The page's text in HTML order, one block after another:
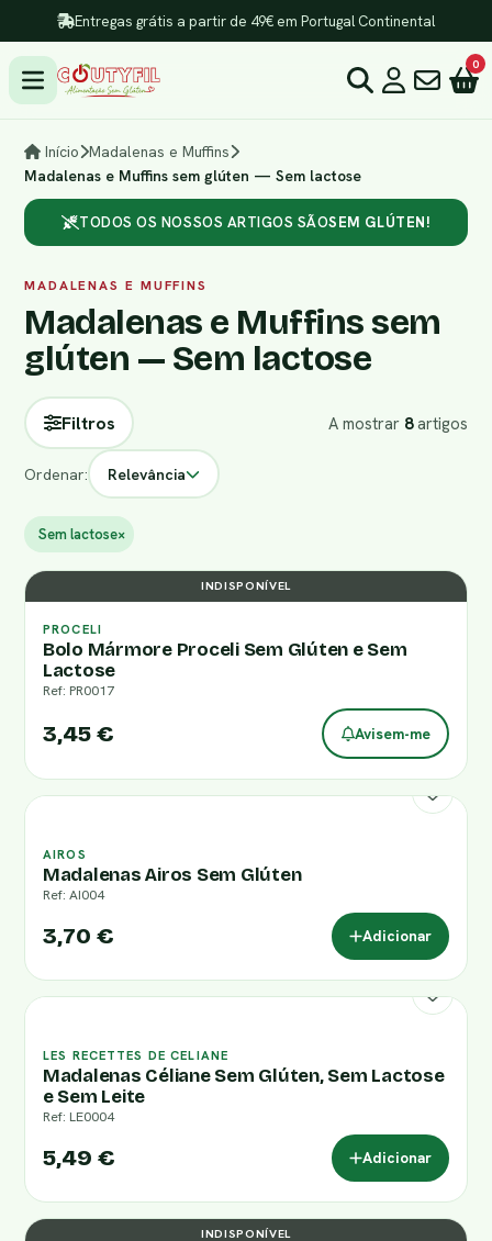
Entregas grátis a partir de 49€ em Portugal Continental
0
Início Madalenas e Muffins
Madalenas e Muffins sem glúten — Sem lactose
TODOS OS NOSSOS ARTIGOS SÃOSEM GLÚTEN!
MADALENAS E MUFFINS
Madalenas e Muffins sem
glúten — Sem lactose
Filtros A mostrar 8artigos
Ordenar: Relevância
Sem lactose×
INDISPONÍVEL
PROCELI
Bolo Mármore Proceli Sem Glúten e Sem
Lactose
Ref: PR0017
3,45 € Avisem-me
AIROS
Madalenas Airos Sem Glúten
Ref: AI004
3,70 € Adicionar
LES RECETTES DE CELIANE
Madalenas Céliane Sem Glúten, Sem Lactose
e Sem Leite
Ref: LE0004
5,49 € Adicionar
INDISPONÍVEL